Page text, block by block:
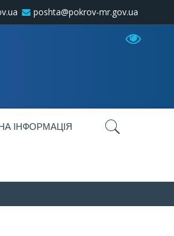
poshta@pokrov-mr.gov.ua
ІНФОРМАЦІЯ